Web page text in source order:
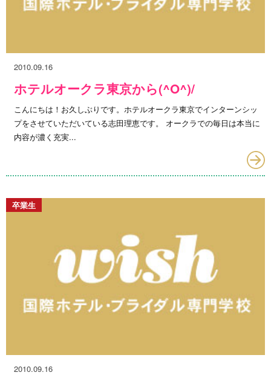
2010.09.16
ホテルオークラ東京から(^O^)/
こんにちは！お久しぶりです。ホテルオークラ東京でインターンシッ
プをさせていただいている志田理恵です。 オークラでの毎日は本当に
内容が濃く充実...
卒業生
2010.09.16